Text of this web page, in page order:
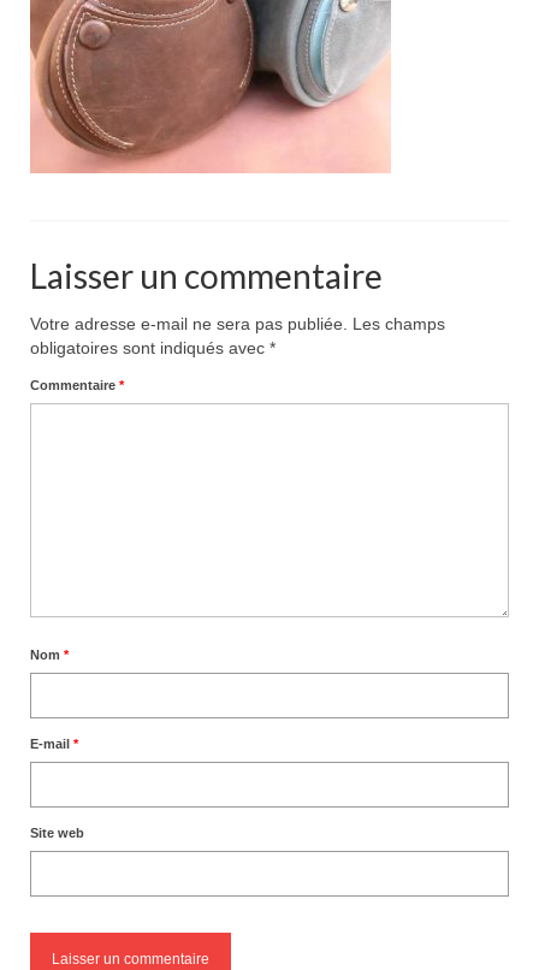
Pour acheter
Contact
Laisser un commentaire
Votre adresse e-mail ne sera pas publiée.
Les champs
obligatoires sont indiqués avec *
Commentaire *
Nom *
E-mail *
Site web